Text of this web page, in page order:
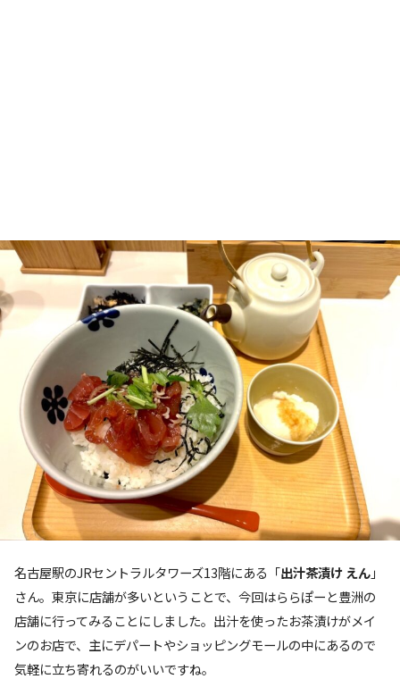
名古屋駅のJRセントラルタワーズ13階にある「出汁茶漬け えん」
さん。東京に店舗が多いということで、今回はららぽーと豊洲の
店舗に行ってみることにしました。出汁を使ったお茶漬けがメイ
ンのお店で、主にデパートやショッピングモールの中にあるので
気軽に立ち寄れるのがいいですね。